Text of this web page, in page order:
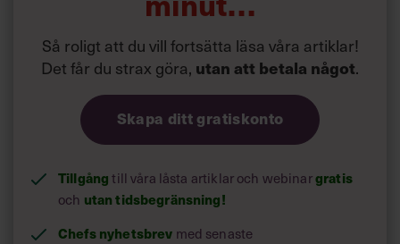
Så roligt att du vill fortsätta läsa våra artiklar!
Det får du strax göra, utan att betala något.
Skapa ditt gratiskonto
Tillgång till våra låsta artiklar och webinargratis
och utan tidsbegränsning!
Chefs nyhetsbrev med senaste